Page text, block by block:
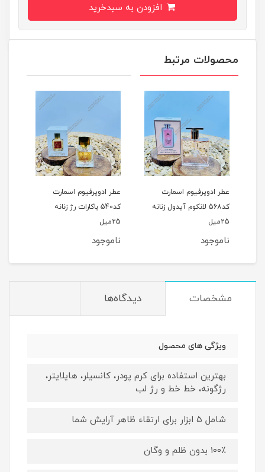
محصولات مرتبط
آیدول زنانه
عطر ادوپرفیوم اسمارت
کد540 باکارات رژ زنانه
عطر ادوپرفیوم اسمارت
کد486 جورجیو آرمانی
مشخصات دیدگاه‌ها
ویژگی های محصول
بهترین استفاده برای کرم پودر، کانسیلر، هایلایتر،
رژگونه، خط خط و رژ لب
شامل ۵ ابزار برای ارتقاء ظاهر آرایش شما
۱۰۰٪ بدون ظلم و وگان